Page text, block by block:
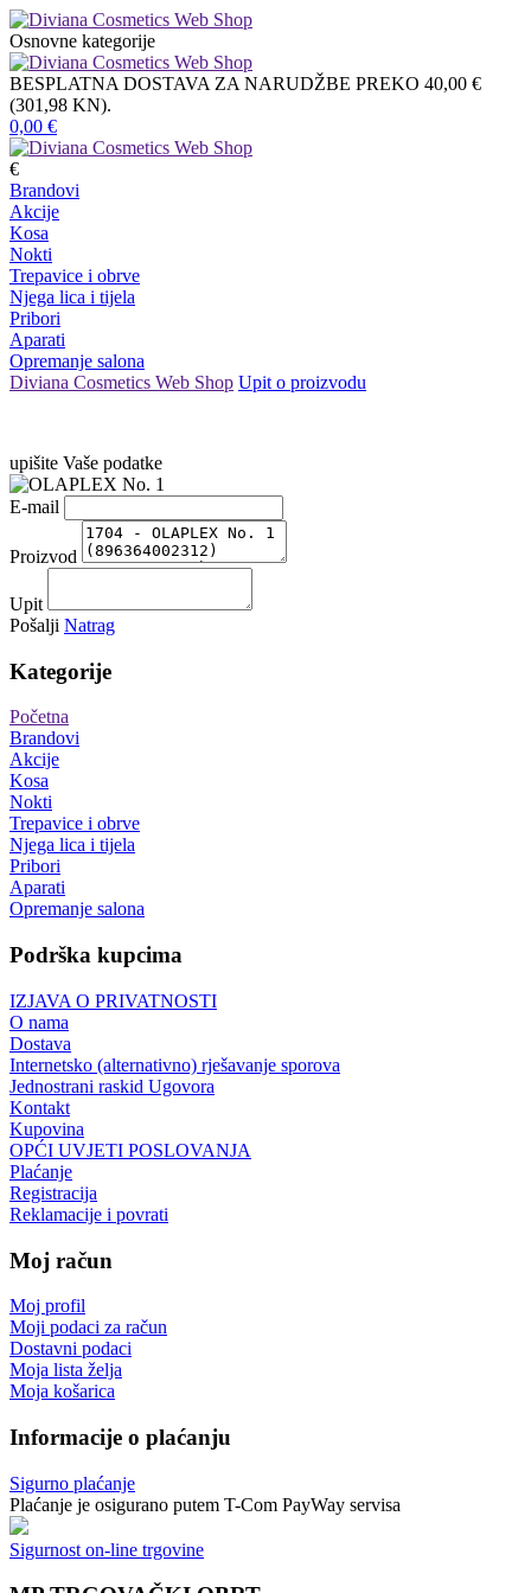
Osnovne kategorije
BESPLATNA DOSTAVA ZA NARUDŽBE PREKO 40,00 €
(301,98 KN).
0,00 €
€
Brandovi
Akcije
Kosa
Nokti
Trepavice i obrve
Njega lica i tijela
Pribori
Aparati
Opremanje salona
Diviana Cosmetics Web Shop Upit o proizvodu
upišite Vaše podatke
E-mail
Proizvod
Upit
Pošalji Natrag
Kategorije
Početna
Brandovi
Akcije
Kosa
Nokti
Trepavice i obrve
Njega lica i tijela
Pribori
Aparati
Opremanje salona
Podrška kupcima
IZJAVA O PRIVATNOSTI
O nama
Dostava
Internetsko (alternativno) rješavanje sporova
Jednostrani raskid Ugovora
Kontakt
Kupovina
OPĆI UVJETI POSLOVANJA
Plaćanje
Registracija
Reklamacije i povrati
Moj račun
Moj profil
Moji podaci za račun
Dostavni podaci
Moja lista želja
Moja košarica
Informacije o plaćanju
Sigurno plaćanje
Plaćanje je osigurano putem T-Com PayWay servisa
Sigurnost on-line trgovine